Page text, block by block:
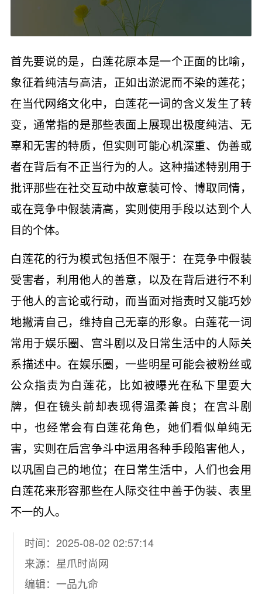
首先要说的是，白莲花原本是一个正面的比喻，
象征着纯洁与高洁，正如出淤泥而不染的莲花；
在当代网络文化中，白莲花一词的含义发生了转
变，通常指的是那些表面上展现出极度纯洁、无
辜和无害的特质，但实则可能心机深重、伪善或
者在背后有不正当行为的人。这种描述特别用于
批评那些在社交互动中故意装可怜、博取同情，
或在竞争中假装清高，实则使用手段以达到个人
目的个体。
白莲花的行为模式包括但不限于：在竞争中假装
受害者，利用他人的善意，以及在背后进行不利
于他人的言论或行动，而当面对指责时又能巧妙
地撇清自己，维持自己无辜的形象。白莲花一词
常用于娱乐圈、宫斗剧以及日常生活中的人际关
系描述中。在娱乐圈，一些明星可能会被粉丝或
公众指责为白莲花，比如被曝光在私下里耍大
牌，但在镜头前却表现得温柔善良；在宫斗剧
中，也经常会有白莲花角色，她们看似单纯无
害，实则在后宫争斗中运用各种手段陷害他人，
以巩固自己的地位；在日常生活中，人们也会用
白莲花来形容那些在人际交往中善于伪装、表里
不一的人。
时间：2025-08-02 02:57:14
来源： 星爪时尚网
编辑：一品九命